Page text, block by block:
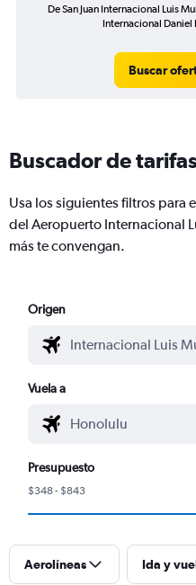
De San Juan Internacional Luis
Internacional Daniel
Buscar
Buscador de
Usa los siguientes filtros para
del Aeropuerto Internacional
más te convengan.
Origen
Vuela a
Presupuesto
$348 - $843
Aerolíneas Ida y